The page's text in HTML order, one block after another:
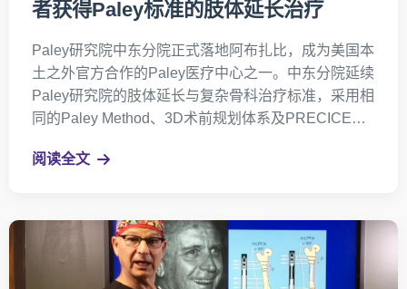
者获得Paley标准的肢体延长治疗
Paley研究院中东分院正式落地阿布扎比，成为美国本
土之外官方合作的Paley医疗中心之一。中东分院延续
Paley研究院的肢体延长与复杂骨科治疗标准，采用相
同的Paley Method、3D术前规划体系及PRECICE内
国际医疗路径的患者，提供更加便捷的国际化治疗选
阅读全文